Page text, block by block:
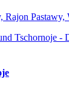
Rajon Pastawy,